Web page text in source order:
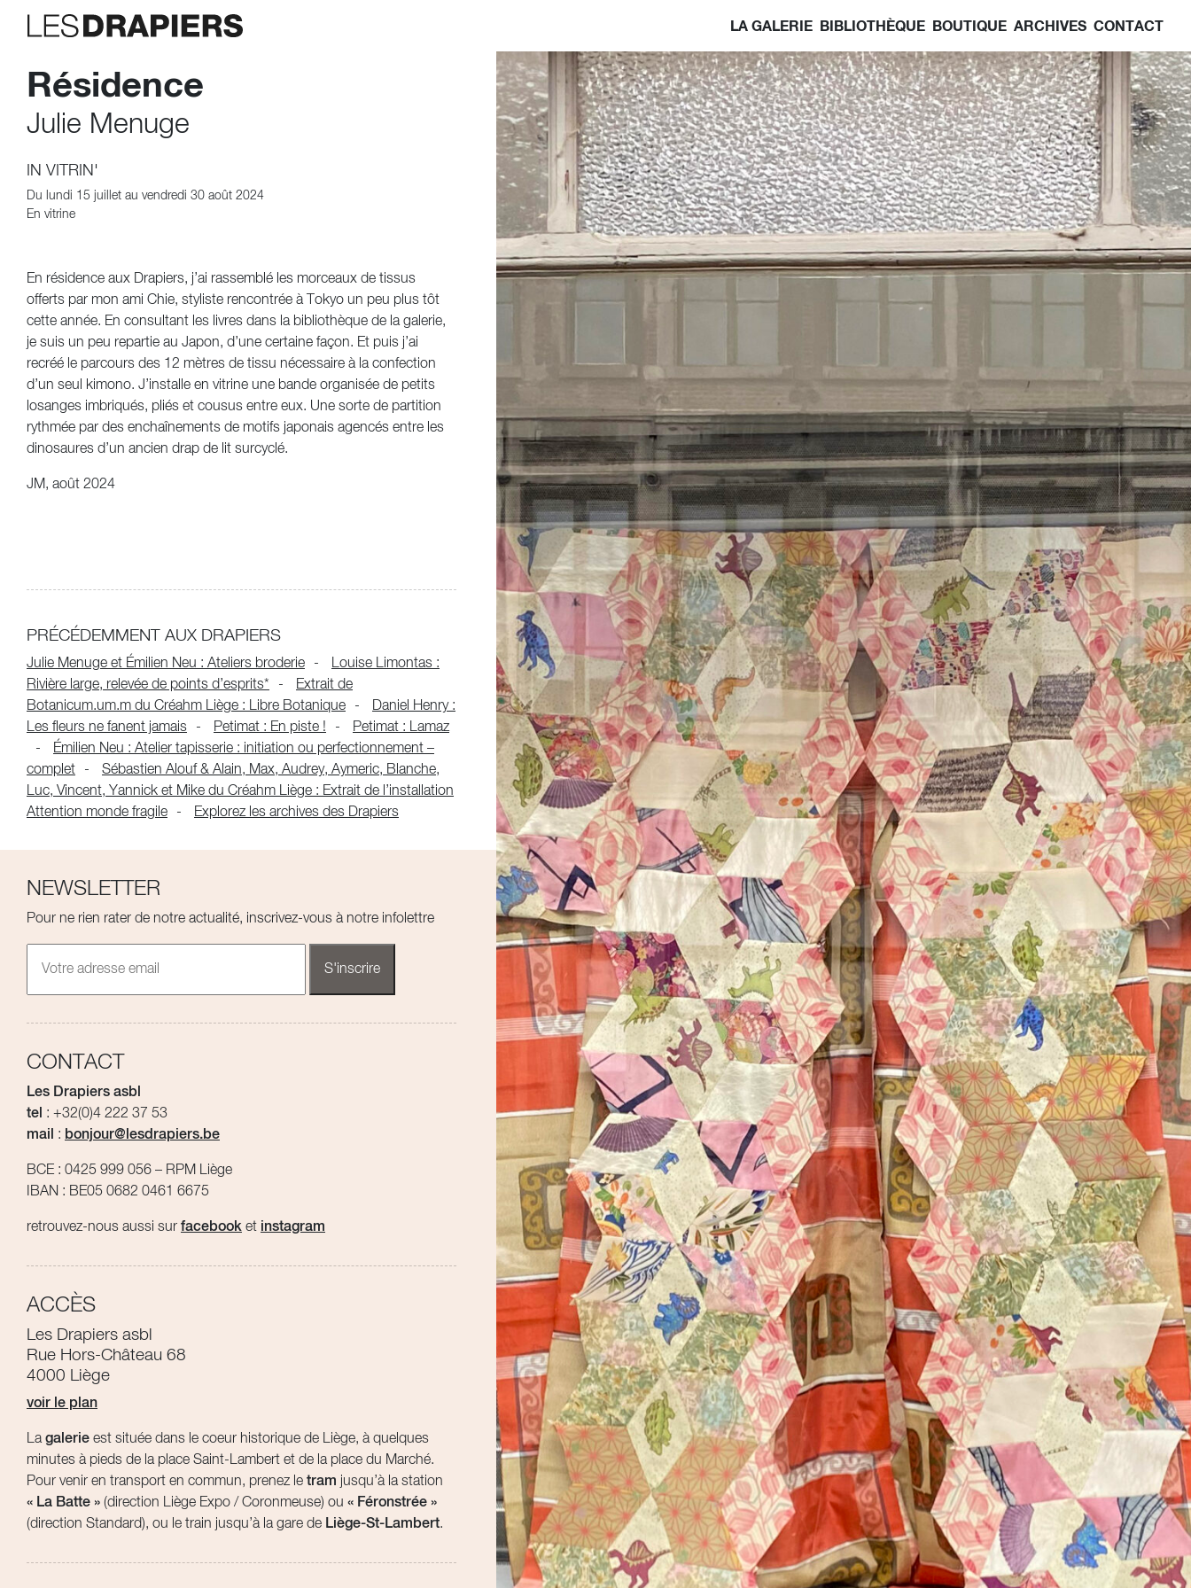
LA GALERIE BIBLIOTHÈQUE BOUTIQUE ARCHIVES CONTACT
Résidence
Julie Menuge
IN VITRIN'
Du lundi 15 juillet au vendredi 30 août 2024
En vitrine
En résidence aux Drapiers, j’ai rassemblé les morceaux de tissus
offerts par mon ami Chie, styliste rencontrée à Tokyo un peu plus tôt
cette année. En consultant les livres dans la bibliothèque de la galerie,
je suis un peu repartie au Japon, d’une certaine façon. Et puis j’ai
recréé le parcours des 12 mètres de tissu nécessaire à la confection
d’un seul kimono. J’installe en vitrine une bande organisée de petits
losanges imbriqués, pliés et cousus entre eux. Une sorte de partition
rythmée par des enchaînements de motifs japonais agencés entre les
dinosaures d’un ancien drap de lit surcyclé.
JM, août 2024
PRÉCÉDEMMENT AUX DRAPIERS
Julie Menuge et Émilien Neu : Ateliers broderie
Louise Limontas :
Rivière large, relevée de points d’esprits*
Extrait de
Botanicum.um.m du Créahm Liège : Libre Botanique
Daniel Henry :
Les fleurs ne fanent jamais
Petimat : En piste !
Petimat : Lamaz
Émilien Neu : Atelier tapisserie : initiation ou perfectionnement –
complet
Sébastien Alouf & Alain, Max, Audrey, Aymeric, Blanche,
Luc, Vincent, Yannick et Mike du Créahm Liège : Extrait de l’installation
Attention monde fragile
Explorez les archives des Drapiers
NEWSLETTER
Pour ne rien rater de notre actualité, inscrivez-vous à notre infolettre
CONTACT
Les Drapiers asbl
tel : +32(0)4 222 37 53
mail
: bonjour@lesdrapiers.be
BCE : 0425 999 056 – RPM Liège
IBAN : BE05 0682 0461 6675
retrouvez-nous aussi sur facebook et instagram
ACCÈS
Les Drapiers asbl
Rue Hors-Château 68
4000 Liège
voir le plan
Lagalerie est située dans le coeur historique de Liège, à quelques
minutes à pieds de la place Saint-Lambert et de la place du Marché.
Pour venir en transport en commun, prenez le tram jusqu’à la station
« La Batte » (direction Liège Expo / Coronmeuse) ou « Féronstrée »
(direction Standard), ou le train jusqu’à la gare de Liège-St-Lambert.